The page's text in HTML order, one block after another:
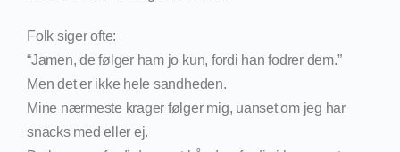
Folk siger ofte:
“Jamen, de følger ham jo kun, fordi han fodrer dem.”
Men det er ikke hele sandheden.
Mine nærmeste krager følger mig, uanset om jeg har
snacks med eller ej.